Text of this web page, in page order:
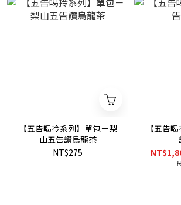
【五告喝拎系列】單包－梨
山五告讚烏龍茶
NT$275
【五告